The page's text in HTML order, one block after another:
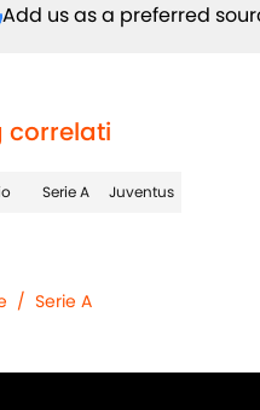
Add us as a preferred
correlati
Serie A Juventus
/ Serie A